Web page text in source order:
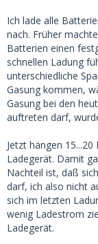
Ich lade alle
nach. Früher
Batterien einen
schnellen Ladung
unterschiedliche
Gasung kommen,
Gasung bei den
auftreten darf,
Jetzt hängen
Ladegerät. Damit
Nachteil ist, daß
darf, ich also nicht
sich im letzten
wenig Ladestrom
Ladegerät.